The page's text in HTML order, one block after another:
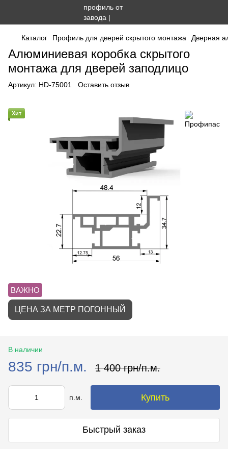
Каталог Профиль для дверей скрытого монтажа Дверная
Алюминиевая коробка скрытого
монтажа для дверей заподлицо
Артикул: HD-75001 Оставить отзыв
Хит
ВАЖНО
ЦЕНА ЗА МЕТР ПОГОННЫЙ
В наличии
835 грн/п.м. 1 400 грн/п.м.
п.м. Купить
Быстрый заказ